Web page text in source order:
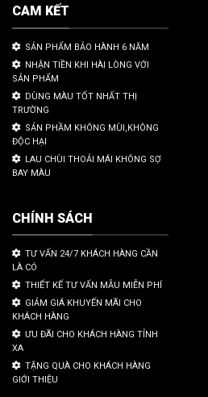
CAM KẾT
SẢN PHẨM BẢO HÀNH 6 NĂM
NHẬN TIỀN KHI HÀI LÒNG VỚI
SẢN PHẨM
DÙNG MÀU TỐT NHẤT THỊ
TRƯỜNG
SẢN PHẦM KHÔNG MÙI,KHÔNG
ĐỘC HẠI
LAU CHÙI THOẢI MÁI KHÔNG SỢ
BAY MÀU
CHÍNH SÁCH
TƯ VẤN 24/7 KHÁCH HÀNG CẦN
LÀ CÓ
THIẾT KẾ TƯ VẤN MẪU MIỄN PHÍ
GIẢM GIÁ KHUYẾN MÃI CHO
KHÁCH HÀNG
ƯU ĐÃI CHO KHÁCH HÀNG TỈNH
XA
TẶNG QUÀ CHO KHÁCH HÀNG
GIỚI THIỆU